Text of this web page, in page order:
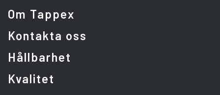
Om Tappex
Kontakta oss
Hållbarhet
Kvalitet